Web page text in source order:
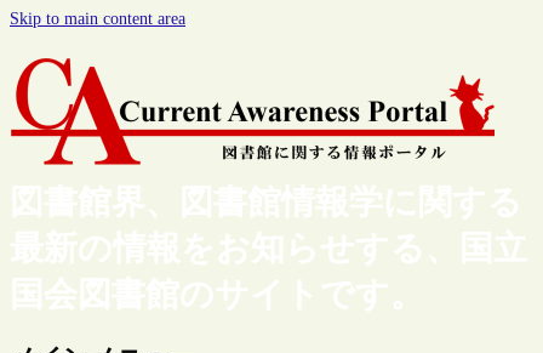
Skip to main content area
図書館界、図書館情報学に関する
最新の情報をお知らせする、国立
国会図書館のサイトです。